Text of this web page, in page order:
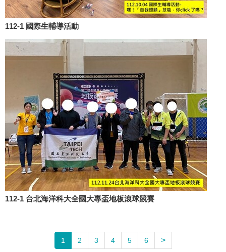
112-1 國際生輔導活動
112-1 台北海洋科大全國大專盃地板滾球競賽
1 2 3 4 5 6 >